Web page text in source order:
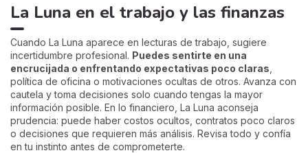
La Luna en el trabajo y las finanzas
Cuando La Luna aparece en lecturas de trabajo, sugiere
incertidumbre profesional. Puedes sentirte en una
encrucijada o enfrentando expectativas poco claras
política de oficina o motivaciones ocultas de otros. Avanza con
cautela y toma decisiones solo cuando tengas la mayor
información posible. En lo financiero, La Luna aconseja
prudencia: puede haber costos ocultos, contratos poco claros
o decisiones que requieren más análisis. Revisa todo y confía
en tu instinto antes de comprometerte.